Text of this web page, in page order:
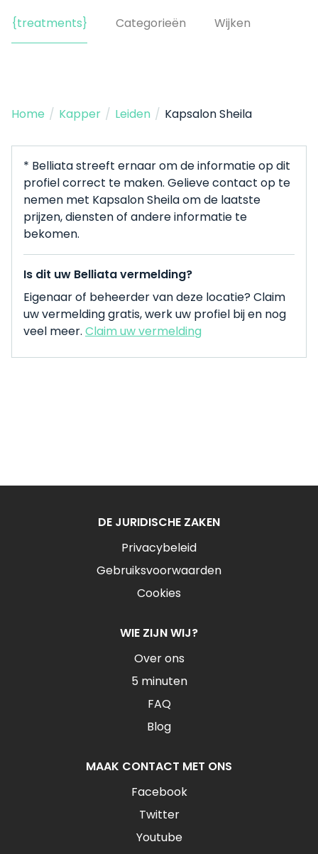
{treatments} Categorieën Wijken
Home / Kapper / Leiden / Kapsalon Sheila
* Belliata streeft ernaar om de informatie op dit
profiel correct te maken. Gelieve contact op te
nemen met Kapsalon Sheila om de laatste
prijzen, diensten of andere informatie te
bekomen.
Is dit uw Belliata vermelding?
Eigenaar of beheerder van deze locatie? Claim
uw vermelding gratis, werk uw profiel bij en nog
veel meer. Claim uw vermelding
DE JURIDISCHE ZAKEN
Privacybeleid
Gebruiksvoorwaarden
Cookies
WIE ZIJN WIJ?
Over ons
5 minuten
FAQ
Blog
MAAK CONTACT MET ONS
Facebook
Twitter
Youtube